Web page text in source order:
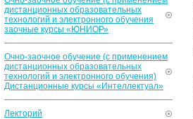
дистанционных образовательных
технологий и электронного обучения
заочные курсы «ЮНИОР»
Очно-заочное обучение (с применением
дистанционных образовательных
технологий и электронного обучения)
Дистанционные курсы «Интеллектуал»
Лекторий